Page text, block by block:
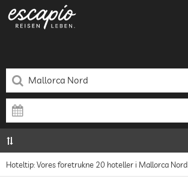
Hoteltip: Vores foretrukne 20 hoteller i Mallorca Nord